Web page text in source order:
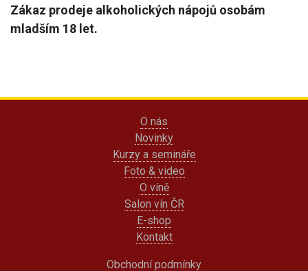
Zákaz prodeje alkoholických nápojů osobám
mladším 18 let.
O nás
Novinky
Kurzy a semináře
Foto & video
O víně
Salon vín ČR
E-shop
Kontakt
Obchodní podmínky